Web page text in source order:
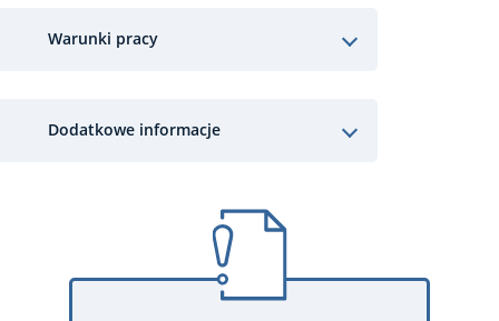
Warunki pracy
Dodatkowe informacje